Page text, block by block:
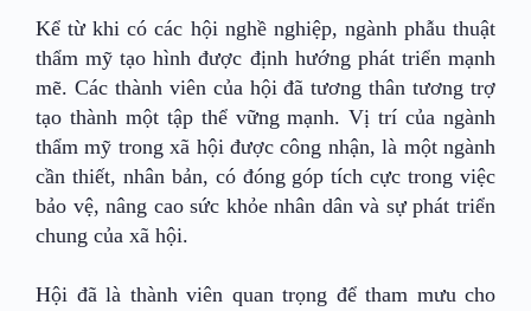
Kể từ khi có các hội nghề nghiệp, ngành phẫu thuật
thẩm mỹ tạo hình được định hướng phát triển mạnh
mẽ. Các thành viên của hội đã tương thân tương trợ
tạo thành một tập thể vững mạnh. Vị trí của ngành
thẩm mỹ trong xã hội được công nhận, là một ngành
cần thiết, nhân bản, có đóng góp tích cực trong việc
bảo vệ, nâng cao sức khỏe nhân dân và sự phát triển
chung của xã hội.
Hội đã là thành viên quan trọng để tham mưu cho